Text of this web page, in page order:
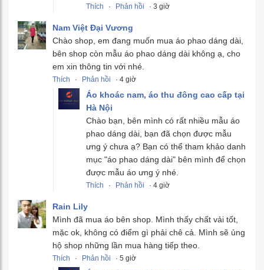
Thích · Phản hồi · 3 giờ
Nam Việt Đại Vương
Chào shop, em đang muốn mua áo phao dáng dài,
bên shop còn mẫu áo phao dáng dài không ạ, cho
em xin thông tin với nhé.
Thích · Phản hồi · 4 giờ
Áo khoác nam, áo thu đông cao cấp tại
Hà Nội
Chào bạn, bên mình có rất nhiều mẫu áo
phao dáng dài, bạn đã chọn được mẫu
ưng ý chưa ạ? Bạn có thể tham khảo danh
mục "áo phao dáng dài" bên mình để chọn
được mẫu áo ưng ý nhé.
Thích · Phản hồi · 4 giờ
Rain Lily
Mình đã mua áo bên shop. Mình thấy chất vải tốt,
mặc ok, không có điểm gì phải chê cả. Mình sẽ ủng
hộ shop những lần mua hàng tiếp theo.
Thích · Phản hồi · 5 giờ